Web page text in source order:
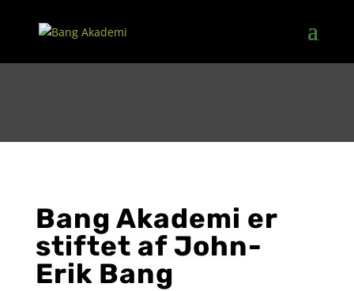
Bang Akademi er
stiftet af John-
Erik Bang